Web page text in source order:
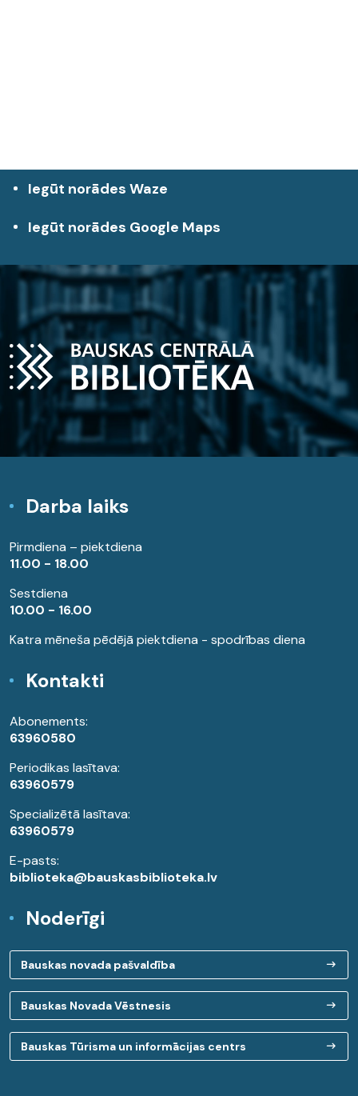
Iegūt norādes Waze
Iegūt norādes Google Maps
Darba laiks
Pirmdiena – piektdiena
11.00 - 18.00
Sestdiena
10.00 - 16.00
Katra mēneša pēdējā piektdiena - spodrības diena
Kontakti
Abonements:
63960580
Periodikas lasītava:
63960579
Specializētā lasītava:
63960579
E-pasts:
biblioteka@bauskasbiblioteka.lv
Noderīgi
Bauskas novada pašvaldība
Bauskas Novada Vēstnesis
Bauskas Tūrisma un informācijas centrs